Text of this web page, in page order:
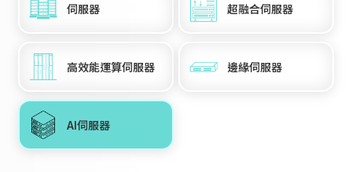
伺服器 超融合伺服器
高效能運算伺服器 邊緣伺服器
AI伺服器